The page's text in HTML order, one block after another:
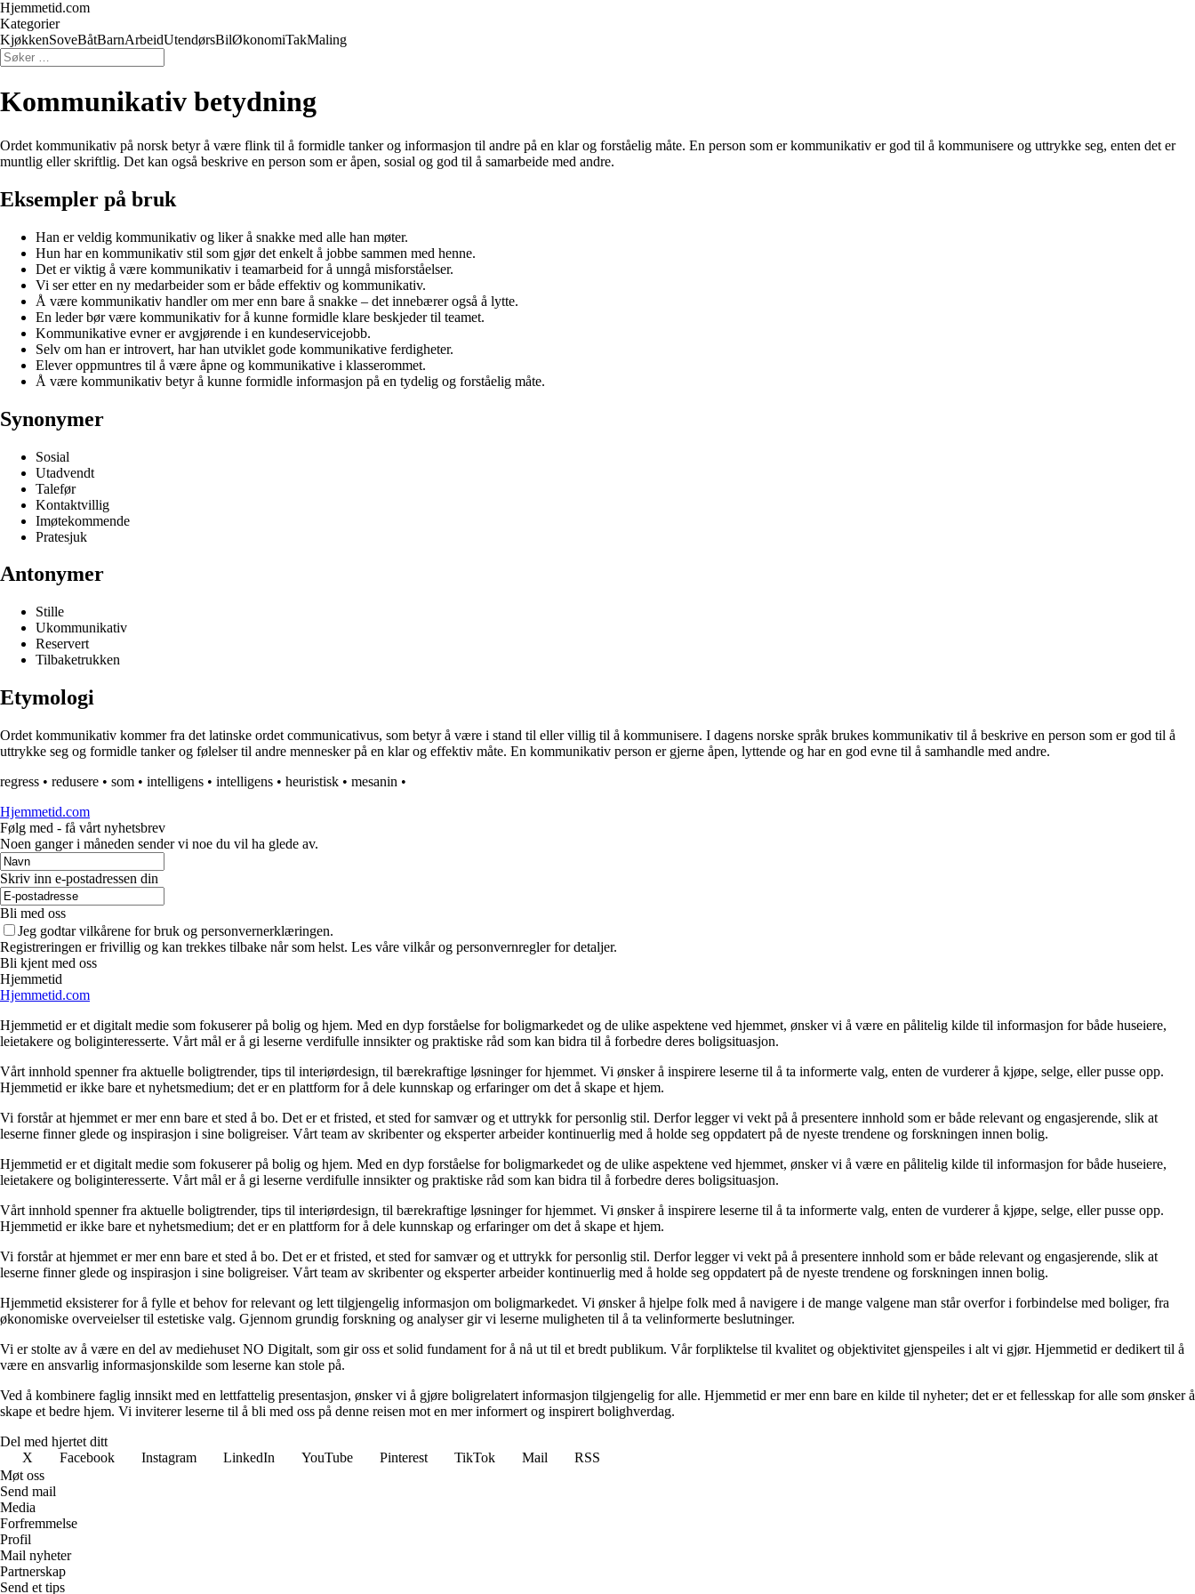
Hjemmetid.com
Kategorier
KjøkkenSoveBåtBarnArbeidUtendørsBilØkonomiTakMaling
Kommunikativ betydning
Ordet kommunikativ på norsk betyr å være flink til å formidle tanker og informasjon til andre på en klar og forståelig måte. En person som er kommunikativ er god til å kommunisere og uttrykke seg, enten det er
muntlig eller skriftlig. Det kan også beskrive en person som er åpen, sosial og god til å samarbeide med andre.
Eksempler på bruk
Han er veldig kommunikativ og liker å snakke med alle han møter.
Hun har en kommunikativ stil som gjør det enkelt å jobbe sammen med henne.
Det er viktig å være kommunikativ i teamarbeid for å unngå misforståelser.
Vi ser etter en ny medarbeider som er både effektiv og kommunikativ.
Å være kommunikativ handler om mer enn bare å snakke – det innebærer også å lytte.
En leder bør være kommunikativ for å kunne formidle klare beskjeder til teamet.
Kommunikative evner er avgjørende i en kundeservicejobb.
Selv om han er introvert, har han utviklet gode kommunikative ferdigheter.
Elever oppmuntres til å være åpne og kommunikative i klasserommet.
Å være kommunikativ betyr å kunne formidle informasjon på en tydelig og forståelig måte.
Synonymer
Sosial
Utadvendt
Talefør
Kontaktvillig
Imøtekommende
Pratesjuk
Antonymer
Stille
Ukommunikativ
Reservert
Tilbaketrukken
Etymologi
Ordet kommunikativ kommer fra det latinske ordet communicativus, som betyr å være i stand til eller villig til å kommunisere. I dagens norske språk brukes kommunikativ til å beskrive en person som er god til å
uttrykke seg og formidle tanker og følelser til andre mennesker på en klar og effektiv måte. En kommunikativ person er gjerne åpen, lyttende og har en god evne til å samhandle med andre.
regress • redusere • som • intelligens • intelligens • heuristisk • mesanin •
Hjemmetid.com
Følg med - få vårt nyhetsbrev
Noen ganger i måneden sender vi noe du vil ha glede av.
Skriv inn e-postadressen din
Bli med oss
Jeg godtar vilkårene for bruk og personvernerklæringen.
Registreringen er frivillig og kan trekkes tilbake når som helst. Les våre vilkår og personvernregler for detaljer.
Bli kjent med oss
Hjemmetid
Hjemmetid.com
Hjemmetid er et digitalt medie som fokuserer på bolig og hjem. Med en dyp forståelse for boligmarkedet og de ulike aspektene ved hjemmet, ønsker vi å være en pålitelig kilde til informasjon for både huseiere,
leietakere og boliginteresserte. Vårt mål er å gi leserne verdifulle innsikter og praktiske råd som kan bidra til å forbedre deres boligsituasjon.
Vårt innhold spenner fra aktuelle boligtrender, tips til interiørdesign, til bærekraftige løsninger for hjemmet. Vi ønsker å inspirere leserne til å ta informerte valg, enten de vurderer å kjøpe, selge, eller pusse opp.
Hjemmetid er ikke bare et nyhetsmedium; det er en plattform for å dele kunnskap og erfaringer om det å skape et hjem.
Vi forstår at hjemmet er mer enn bare et sted å bo. Det er et fristed, et sted for samvær og et uttrykk for personlig stil. Derfor legger vi vekt på å presentere innhold som er både relevant og engasjerende, slik at
leserne finner glede og inspirasjon i sine boligreiser. Vårt team av skribenter og eksperter arbeider kontinuerlig med å holde seg oppdatert på de nyeste trendene og forskningen innen bolig.
Hjemmetid er et digitalt medie som fokuserer på bolig og hjem. Med en dyp forståelse for boligmarkedet og de ulike aspektene ved hjemmet, ønsker vi å være en pålitelig kilde til informasjon for både huseiere,
leietakere og boliginteresserte. Vårt mål er å gi leserne verdifulle innsikter og praktiske råd som kan bidra til å forbedre deres boligsituasjon.
Vårt innhold spenner fra aktuelle boligtrender, tips til interiørdesign, til bærekraftige løsninger for hjemmet. Vi ønsker å inspirere leserne til å ta informerte valg, enten de vurderer å kjøpe, selge, eller pusse opp.
Hjemmetid er ikke bare et nyhetsmedium; det er en plattform for å dele kunnskap og erfaringer om det å skape et hjem.
Vi forstår at hjemmet er mer enn bare et sted å bo. Det er et fristed, et sted for samvær og et uttrykk for personlig stil. Derfor legger vi vekt på å presentere innhold som er både relevant og engasjerende, slik at
leserne finner glede og inspirasjon i sine boligreiser. Vårt team av skribenter og eksperter arbeider kontinuerlig med å holde seg oppdatert på de nyeste trendene og forskningen innen bolig.
Hjemmetid eksisterer for å fylle et behov for relevant og lett tilgjengelig informasjon om boligmarkedet. Vi ønsker å hjelpe folk med å navigere i de mange valgene man står overfor i forbindelse med boliger, fra
økonomiske overveielser til estetiske valg. Gjennom grundig forskning og analyser gir vi leserne muligheten til å ta velinformerte beslutninger.
Vi er stolte av å være en del av mediehuset NO Digitalt, som gir oss et solid fundament for å nå ut til et bredt publikum. Vår forpliktelse til kvalitet og objektivitet gjenspeiles i alt vi gjør. Hjemmetid er dedikert til å
være en ansvarlig informasjonskilde som leserne kan stole på.
Ved å kombinere faglig innsikt med en lettfattelig presentasjon, ønsker vi å gjøre boligrelatert informasjon tilgjengelig for alle. Hjemmetid er mer enn bare en kilde til nyheter; det er et fellesskap for alle som ønsker å
skape et bedre hjem. Vi inviterer leserne til å bli med oss på denne reisen mot en mer informert og inspirert bolighverdag.
Del med hjertet ditt
X
Facebook Instagram LinkedIn YouTube Pinterest TikTok Mail
RSS
Møt oss
Send mail
Media
Forfremmelse
Profil
Mail nyheter
Partnerskap
Send et tips